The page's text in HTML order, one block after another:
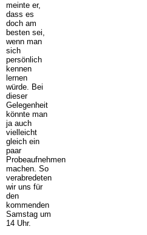
meinte er,
dass es
doch am
besten sei,
wenn man
sich
persönlich
kennen
lernen
würde. Bei
dieser
Gelegenheit
könnte man
ja auch
vielleicht
gleich ein
paar
Probeaufnehmen
machen. So
verabredeten
wir uns für
den
kommenden
Samstag um
14 Uhr.